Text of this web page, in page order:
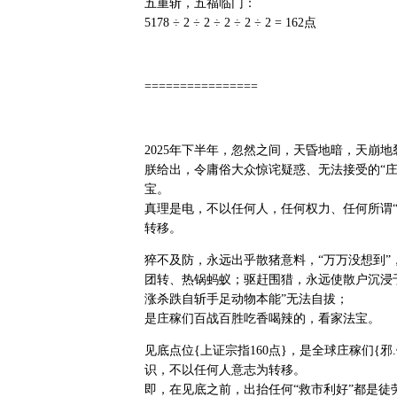
五重斩，五福临门：
5178 ÷ 2 ÷ 2 ÷ 2 ÷ 2 ÷ 2 = 162点
================
2025年下半年，忽然之间，天昏地暗，天崩地
朕给出，令庸俗大众惊诧疑惑、无法接受的“
宝。
真理是电，不以任何人，任何权力、任何所谓
转移。
猝不及防，永远出乎散猪意料，“万万没想到”
团转、热锅蚂蚁；驱赶围猎，永远使散户沉
涨杀跌自斩手足动物本能”无法自拔；
是庄稼们百战百胜吃香喝辣的，看家法宝。
见底点位{上证宗指160点}，是全球庄稼们{
识，不以任何人意志为转移。
即，在见底之前，出抬任何“救市利好”都是徒